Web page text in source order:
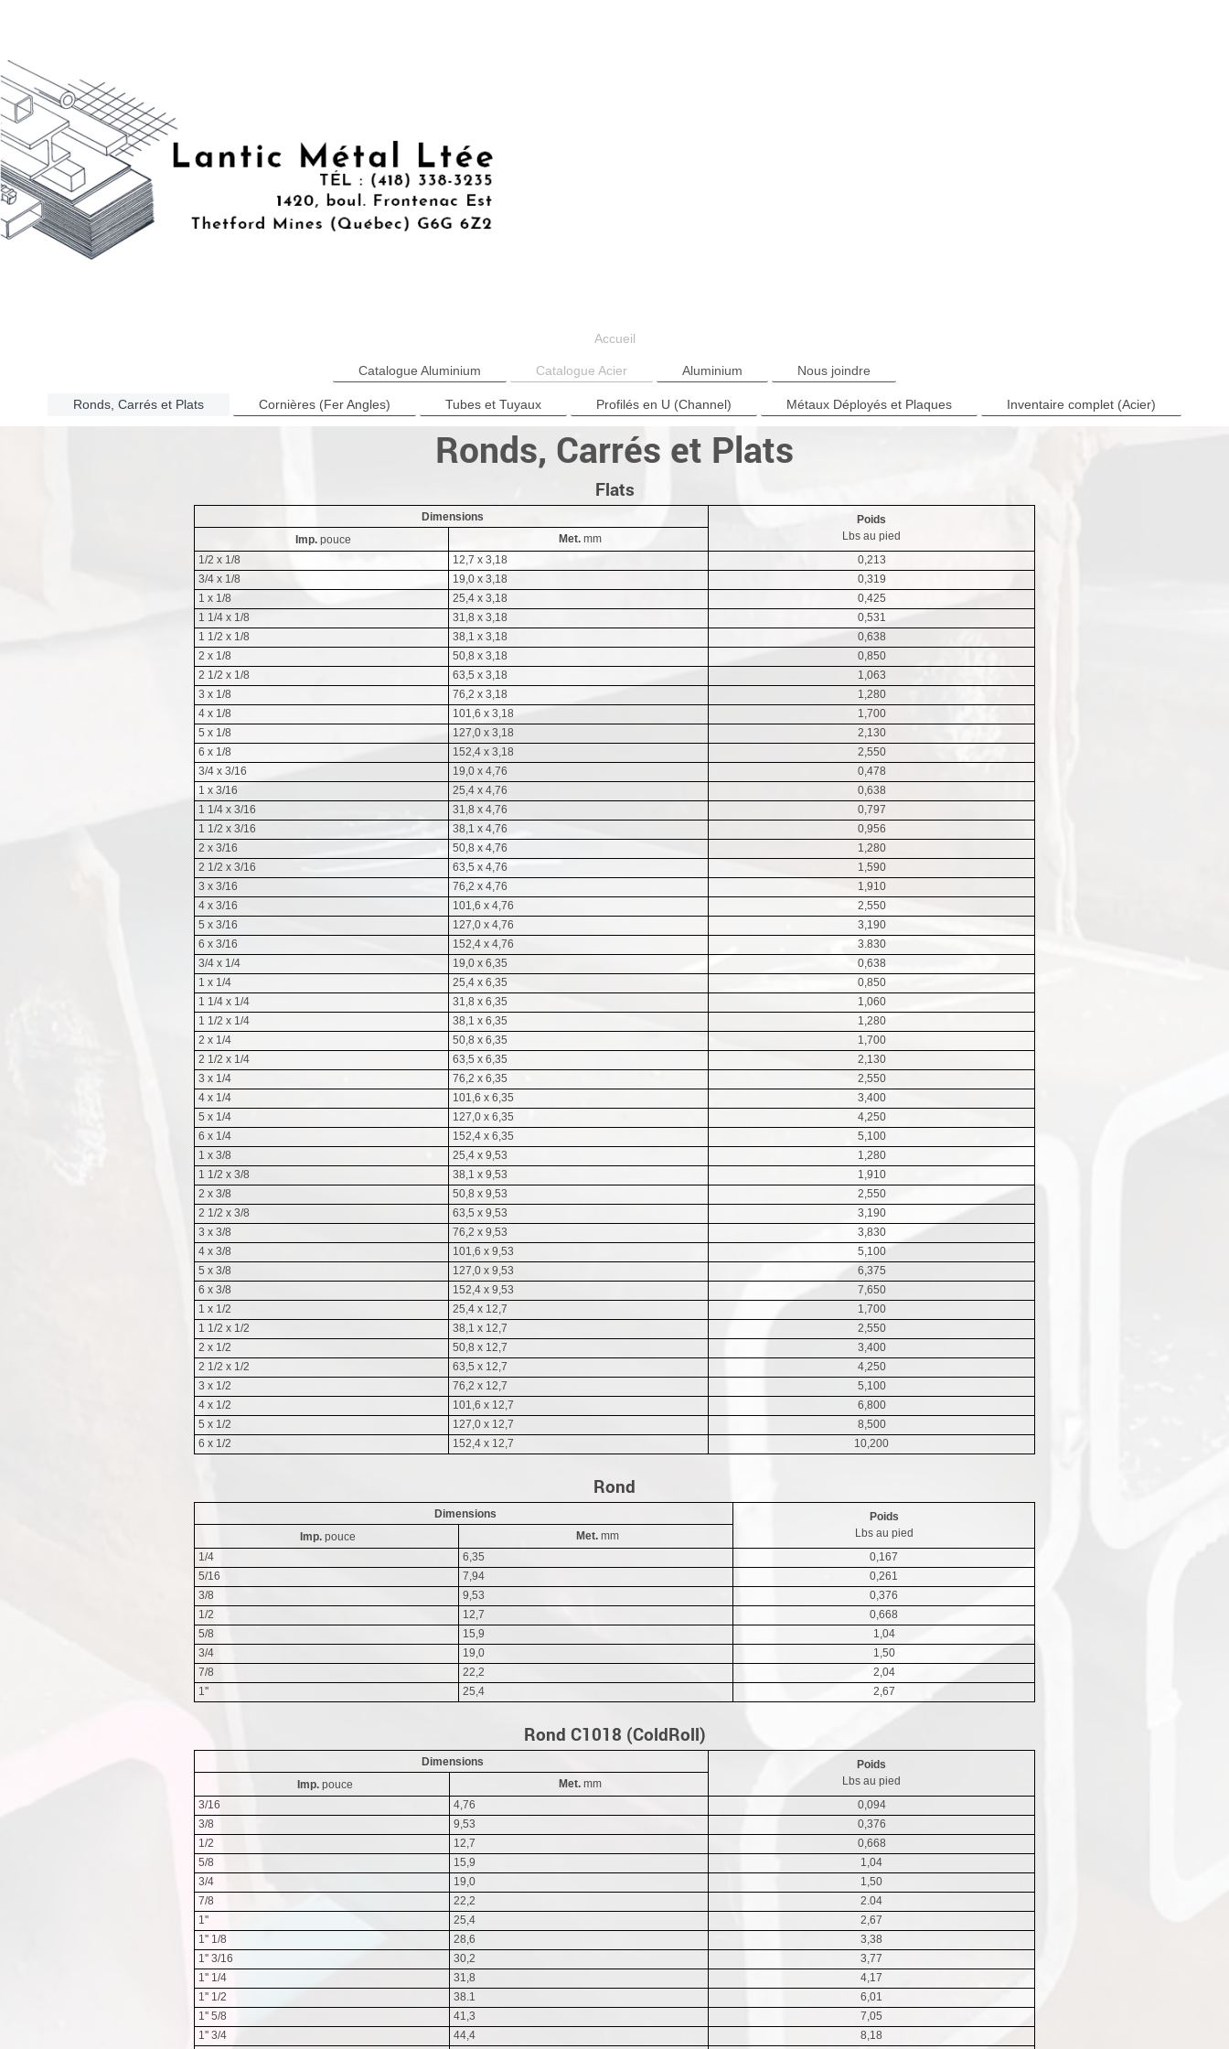
Accueil
Catalogue Aluminium Catalogue Acier Aluminium Nous joindre
Ronds, Carrés et Plats Cornières (Fer Angles) Tubes et Tuyaux Profilés en U (Channel) Métaux Déployés et Plaques Inventaire complet (Acier)
Ronds, Carrés et Plats
Flats
Dimensions
Poids
Lbs au pied
Imp.pouce Met.mm
1/2 x 1/8
12,7 x 3,18
0,213
3/4 x 1/8
19,0 x 3,18
0,319
1 x 1/8
25,4 x 3,18
0,425
1 1/4 x 1/8
31,8 x 3,18
0,531
1 1/2 x 1/8
38,1 x 3,18
0,638
2 x 1/8
50,8 x 3,18
0,850
2 1/2 x 1/8
63,5 x 3,18
1,063
3 x 1/8
76,2 x 3,18
1,280
4 x 1/8
101,6 x 3,18
1,700
5 x 1/8
127,0 x 3,18
2,130
6 x 1/8
152,4 x 3,18
2,550
3/4 x 3/16
19,0 x 4,76
0,478
1 x 3/16
25,4 x 4,76
0,638
1 1/4 x 3/16
31,8 x 4,76
0,797
1 1/2 x 3/16
38,1 x 4,76
0,956
2 x 3/16
50,8 x 4,76
1,280
2 1/2 x 3/16
63,5 x 4,76
1,590
3 x 3/16
76,2 x 4,76
1,910
4 x 3/16
101,6 x 4,76
2,550
5 x 3/16
127,0 x 4,76
3,190
6 x 3/16
152,4 x 4,76
3.830
3/4 x 1/4
19,0 x 6,35
0,638
1 x 1/4
25,4 x 6,35
0,850
1 1/4 x 1/4
31,8 x 6,35
1,060
1 1/2 x 1/4
38,1 x 6,35
1,280
2 x 1/4
50,8 x 6,35
1,700
2 1/2 x 1/4
63,5 x 6,35
2,130
3 x 1/4
76,2 x 6,35
2,550
4 x 1/4
101,6 x 6,35
3,400
5 x 1/4
127,0 x 6,35
4,250
6 x 1/4
152,4 x 6,35
5,100
1 x 3/8
25,4 x 9,53
1,280
1 1/2 x 3/8
38,1 x 9,53
1,910
2 x 3/8
50,8 x 9,53
2,550
2 1/2 x 3/8
63,5 x 9,53
3,190
3 x 3/8
76,2 x 9,53
3,830
4 x 3/8
101,6 x 9,53
5,100
5 x 3/8
127,0 x 9,53
6,375
6 x 3/8
152,4 x 9,53
7,650
1 x 1/2
25,4 x 12,7
1,700
1 1/2 x 1/2
38,1 x 12,7
2,550
2 x 1/2
50,8 x 12,7
3,400
2 1/2 x 1/2
63,5 x 12,7
4,250
3 x 1/2
76,2 x 12,7
5,100
4 x 1/2
101,6 x 12,7
6,800
5 x 1/2
127,0 x 12,7
8,500
6 x 1/2
152,4 x 12,7 10,200
Rond
Dimensions
Poids
Lbs au pied
Imp. pouce Met.mm
1/4
6,35
0,167
5/16
7,94
0,261
3/8
9,53
0,376
1/2
12,7
0,668
5/8
15,9
1,04
3/4
19,0
1,50
7/8
22,2
2,04
1''
25,4 2,67
Rond C1018 (ColdRoll)
Dimensions
Poids
Lbs au pied
Imp. pouce Met. mm
3/16
4,76
0,094
3/8
9,53
0,376
1/2
12,7
0,668
5/8
15,9
1,04
3/4
19,0
1,50
7/8
22,2
2.04
1''
25,4
2,67
1'' 1/8
28,6
3,38
1'' 3/16
30,2
3,77
1'' 1/4
31,8
4,17
1'' 1/2
38.1
6,01
1'' 5/8
41,3
7,05
1'' 3/4
44,4
8,18